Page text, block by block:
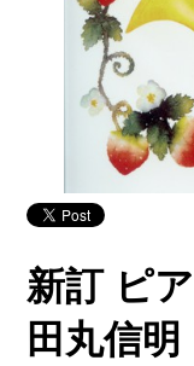
新訂 ピ
田丸信明